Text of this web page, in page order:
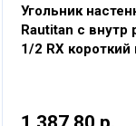
Угольник
Rautitan с внутр
1/2 RX короткий